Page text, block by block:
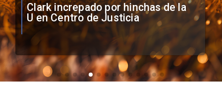
Vozinha firma contrato con Colo
Colo como nuevo arquero